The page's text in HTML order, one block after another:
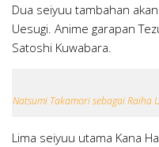
Dua seiyuu tambahan
Uesugi. Anime garapan
Satoshi Kuwabara.
Natsumi Takamori sebagai Raiha
Lima seiyuu utama Kana